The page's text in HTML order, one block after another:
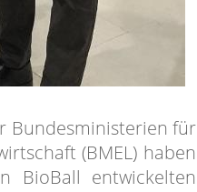
Bundesministerien für
(BMEL) haben
BioBall entwickelten